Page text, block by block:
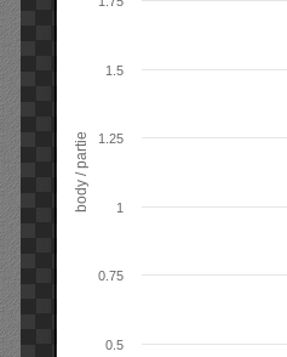
body / partie
0.5
0.75
1
1.25
1.5